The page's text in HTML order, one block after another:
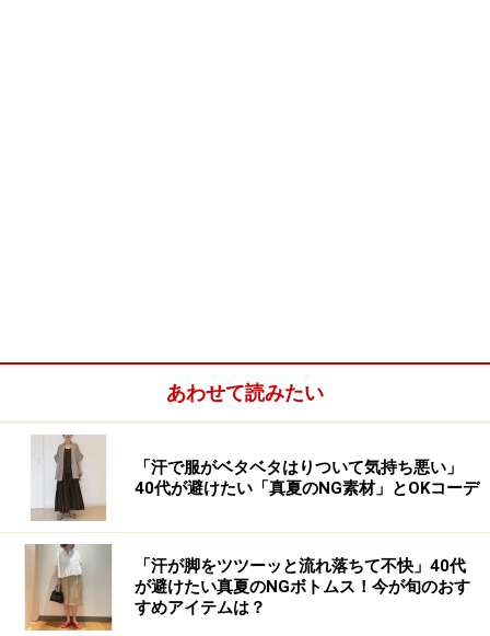
【OKコーデ】ユニクロの新作ハーフムーンミニショルダー
バッグは金具が目立たない一押し高見えバッグ 出典：
WEAR
プチプラのバッグやシューズに使われている金具は、大
きくぴかぴかと目立ち、カジュアル感が強く若い子向け
の印象。大人の女性が使う場合、安っぽく見えてしまう
あわせて読みたい
「汗で服がベタベタはりついて気持ち悪い」
40代が避けたい「真夏のNG素材」とOKコーデ
「汗が脚をツツーッと流れ落ちて不快」40代
が避けたい真夏のNGボトムス！今が旬のおす
すめアイテムは？